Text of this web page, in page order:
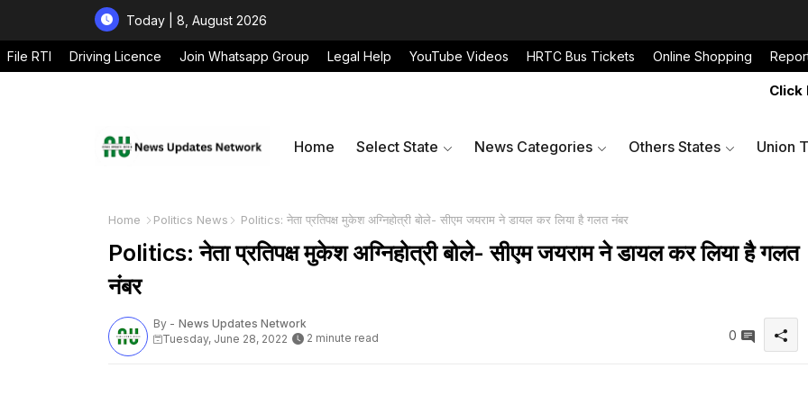
Today | 8, August 2026
File RTI Driving Licence Join Whatsapp Group Legal Help YouTube Videos HRTC Bus Tickets Online Shopping
Click Here
Home Select State News Categories Others States Union
Home Politics News Politics: नेता प्रतिपक्ष मुकेश अग्निहोत्री बोले- सीएम जयराम ने डायल कर लिया है गलत नंबर
Politics: नेता प्रतिपक्ष मुकेश अग्निहोत्री बोले- सीएम जयराम ने डायल कर लिया है गलत
नंबर
By - News Updates Network
Tuesday, June 28, 2022
2 minute read 0